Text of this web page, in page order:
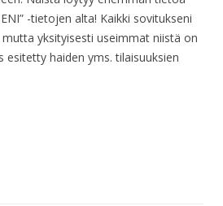
-tietojen alta! Kaikki sovitukseni
yksityisesti useimmat niistä on
haiden yms. tilaisuuksien